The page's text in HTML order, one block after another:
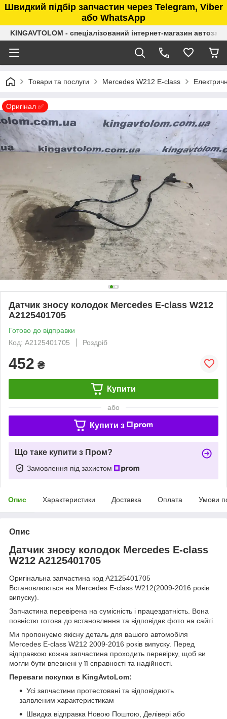
Швидкий підбір запчастин через Telegram, Viber
або WhatsApp
KINGAVTOLOM - спеціалізований інтернет-магазин
Товари та послуги Mercedes W212 E-class
Оригінал ✅
Датчик зносу колодок Mercedes E-class W212
A2125401705
Готово до відправки
Код: A2125401705
Роздріб
452 ₴
Купити
або
Купити з
Що таке купити з Пром?
Замовлення під захистом
Опис Характеристики Доставка Оплата Умови
Опис
Датчик зносу колодок Mercedes E-class
W212 A2125401705
Оригінальна запчастина код A2125401705
Встановлюється на Mercedes E-class W212(2009-2016 років
випуску).
Запчастина перевірена на сумісність і працездатність. Вона
повністю готова до встановлення та відповідає фото на сайті.
Ми пропонуємо якісну деталь для вашого автомобіля
Mercedes E-class W212 2009-2016 років випуску. Перед
відправкою кожна запчастина проходить перевірку, щоб ви
могли бути впевнені у її справності та надійності.
Переваги покупки в KingAvtoLom:
Усі запчастини протестовані та відповідають
заявленим характеристикам
Швидка відправка Новою Поштою, Делівері або